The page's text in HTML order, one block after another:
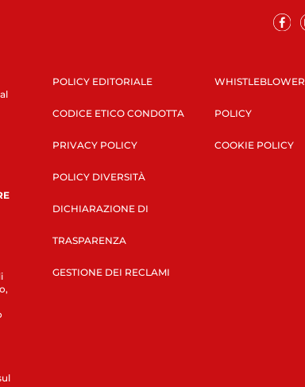
POLICY EDITORIALE
CODICE ETICO CONDOTTA
PRIVACY POLICY
POLICY DIVERSITÀ
DICHIARAZIONE DI
TRASPARENZA
GESTIONE DEI RECLAMI
WHISTLEBLOWER
POLICY
COOKIE POLICY